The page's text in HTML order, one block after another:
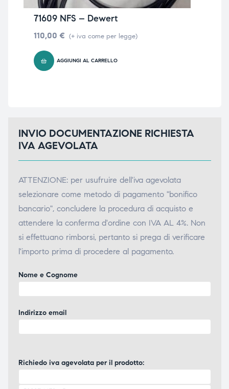
71609 NFS – Dewert
110,00 € (+ iva come per legge)
AGGIUNGI AL CARRELLO
INVIO DOCUMENTAZIONE RICHIESTA
IVA AGEVOLATA
ATTENZIONE: per usufruire dell'iva agevolata
selezionare come metodo di pagamento "bonifico
bancario", concludere la procedura di acquisto e
attendere la conferma d'ordine con IVA AL 4%. Non
si effettuano rimborsi, pertanto si prega di verificare
l'importo prima di procedere al pagamento.
Nome e Cognome
Indirizzo email
Richiedo iva agevolata per il prodotto: